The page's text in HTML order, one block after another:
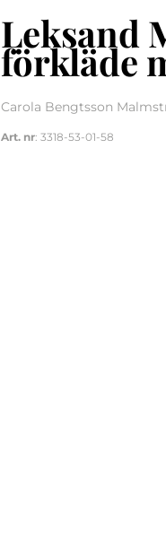
Leksand
förkläde
Carola Bengtsson
Art. nr: 3318-53-01-58